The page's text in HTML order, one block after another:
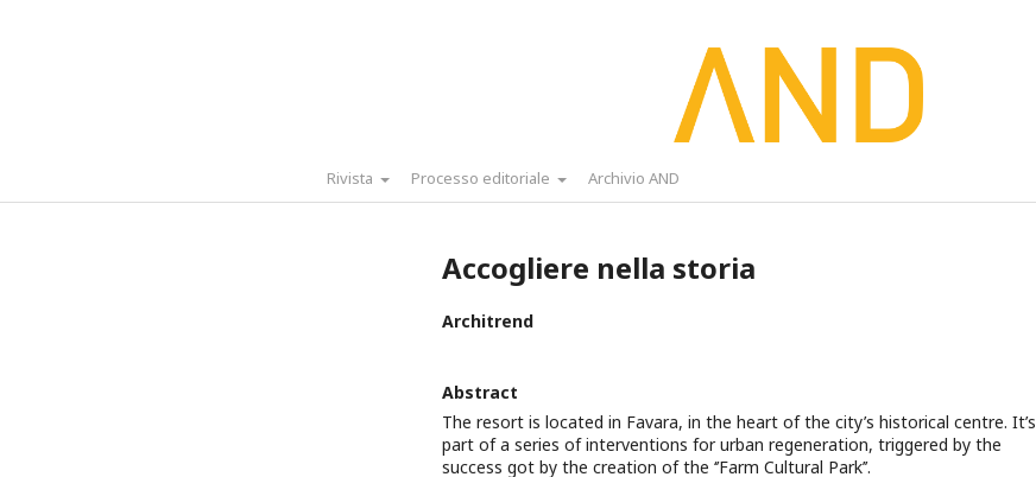
Rivista Processo editoriale Archivio AND
Accogliere nella storia
Architrend
Abstract
The resort is located in Favara, in the heart of the city’s historical centre. It’s
part of a series of interventions for urban regeneration, triggered by the
success got by the creation of the ‘’Farm Cultural Park’’.